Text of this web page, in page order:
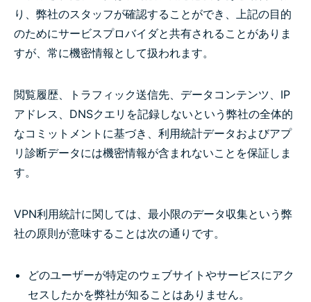
り、弊社のスタッフが確認することができ、上記の目的
のためにサービスプロバイダと共有されることがありま
すが、常に機密情報として扱われます。
閲覧履歴、トラフィック送信先、データコンテンツ、IP
アドレス、DNSクエリを記録しないという弊社の全体的
なコミットメントに基づき、利用統計データおよびアプ
リ診断データには機密情報が含まれないことを保証しま
す。
VPN利用統計に関しては、最小限のデータ収集という弊
社の原則が意味することは次の通りです。
どのユーザーが特定のウェブサイトやサービスにアク
セスしたかを弊社が知ることはありません。